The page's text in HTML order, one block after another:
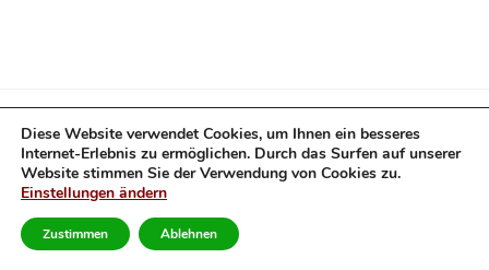
Gemeindefeuerwehr Nordstemmen
©Gemeindefeuerwehr Nordstemmen2026
Powered byWordPress
Diese Website verwendet Cookies, um Ihnen ein besseres
Internet-Erlebnis zu ermöglichen. Durch das Surfen auf unserer
Website stimmen Sie der Verwendung von Cookies zu.
Einstellungen ändern
Zustimmen Ablehnen